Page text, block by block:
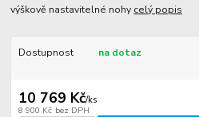
výškově nastavitelné nohy celý popis
Dostupnost na dotaz
10 769 Kč/ks
8 900 Kč bez DPH